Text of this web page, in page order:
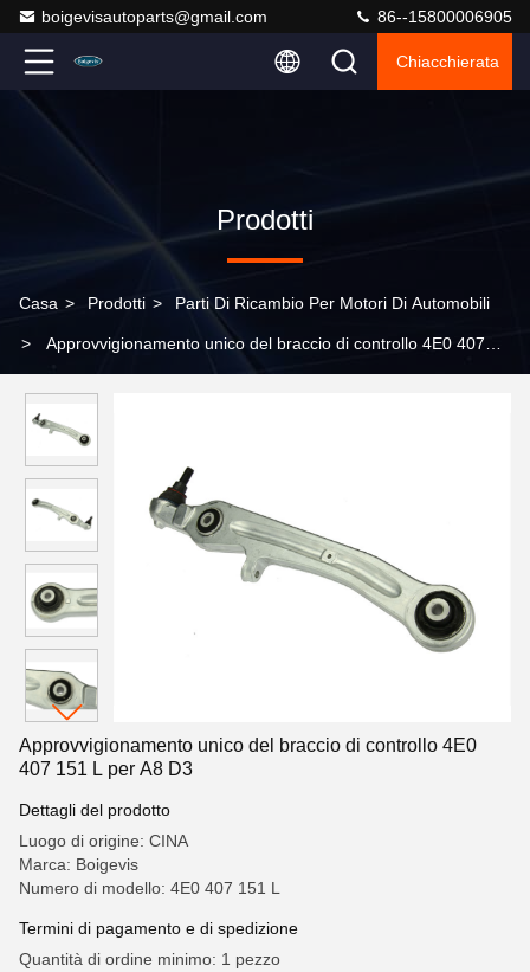
boigevisautoparts@gmail.com 86--15800006905
Chiacchierata
Prodotti
Casa > Prodotti > Parti Di Ricambio Per Motori Di Automobili
> Approvvigionamento unico del braccio di controllo 4E0 407
Approvvigionamento unico del braccio di controllo 4E0
407 151 L per A8 D3
Dettagli del prodotto
Luogo di origine: CINA
Marca: Boigevis
Numero di modello: 4E0 407 151 L
Termini di pagamento e di spedizione
Quantità di ordine minimo: 1 pezzo